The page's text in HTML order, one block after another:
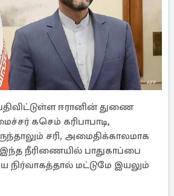
ஈரானின் துணை
கசெம் கரிபாபாடி,
சரி, அமைதிக்காலமாக
இந்த நீரிணையில் பாதுகாப்பை
நிர்வாகத்தால் மட்டுமே இயலும்